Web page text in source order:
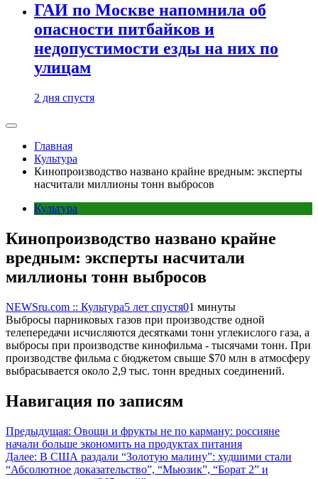
ГАИ по Москве напомнила об
опасности питбайков и
недопустимости езды на них по
улицам
2 дня спустя
Главная
Культура
Кинопроизводство названо крайне вредным: эксперты
насчитали миллионы тонн выбросов
Культура
Кинопроизводство названо крайне
вредным: эксперты насчитали
миллионы тонн выбросов
NEWSru.com :: Культура5 лет спустя01 минуты
Выбросы парниковых газов при производстве одной
телепередачи исчисляются десятками тонн углекислого газа, а
выбросы при производстве кинофильма - тысячами тонн. При
производстве фильма с бюджетом свыше $70 млн в атмосферу
выбрасывается около 2,9 тыс. тонн вредных соединений.
Навигация по записям
Предыдущая: Овощи и фрукты не по карману: россияне
начали больше экономить на продуктах питания
Далее: В США раздали “Золотую малину”: худшими стали
“Абсолютное доказательство”, “Мьюзик”, “Борат 2” и